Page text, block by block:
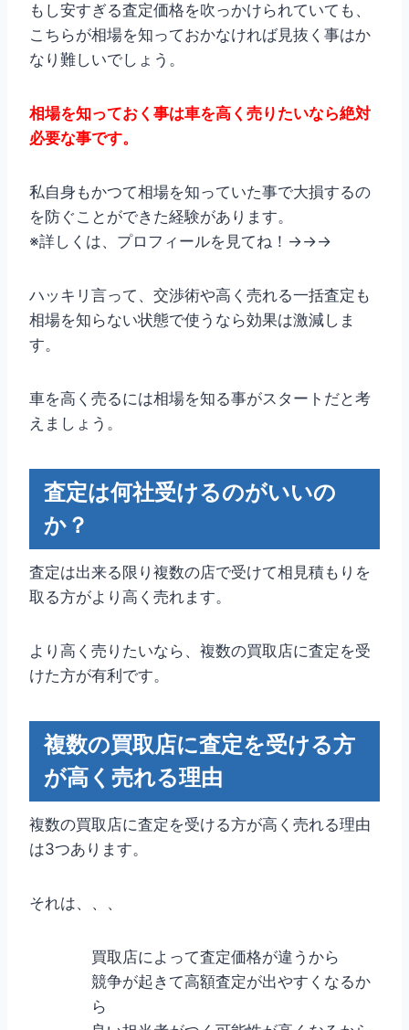
もし安すぎる査定価格を吹っかけられていても、
こちらが相場を知っておかなければ見抜く事はか
なり難しいでしょう。
相場を知っておく事は車を高く売りたいなら絶対
必要な事です。
私自身もかつて相場を知っていた事で大損するの
を防ぐことができた経験があります。
※詳しくは、プロフィールを見てね！→→→
ハッキリ言って、交渉術や高く売れる一括査定も
相場を知らない状態で使うなら効果は激減しま
す。
車を高く売るには相場を知る事がスタートだと考
えましょう。
査定は何社受けるのがいいの
か？
査定は出来る限り複数の店で受けて相見積もりを
取る方がより高く売れます。
より高く売りたいなら、複数の買取店に査定を受
けた方が有利です。
複数の買取店に査定を受ける方
が高く売れる理由
複数の買取店に査定を受ける方が高く売れる理由
は3つあります。
それは、、、
買取店によって査定価格が違うから
競争が起きて高額査定が出やすくなるか
ら